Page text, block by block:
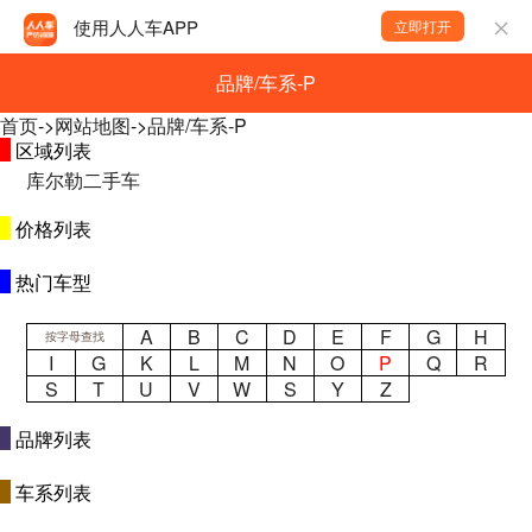
使用人人车APP 立即打开
品牌/车系-P
首页->网站地图->品牌/车系-P
区域列表
库尔勒二手车
价格列表
热门车型
按字母查找 A B C D E F G
H
I
G K L M N O P Q
R
S
T U V W S Y
Z
品牌列表
车系列表